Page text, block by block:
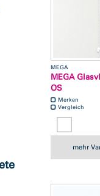
MEGA
MEGA
OS
Merken
Vergleich
mehr